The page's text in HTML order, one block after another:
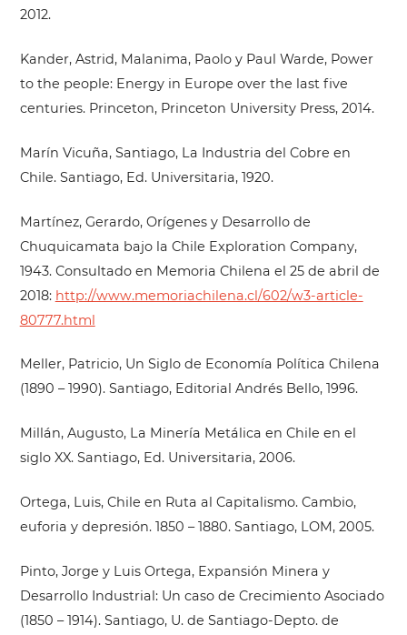
2012.
Kander, Astrid, Malanima, Paolo y Paul Warde, Power
to the people: Energy in Europe over the last five
centuries. Princeton, Princeton University Press, 2014.
Marín Vicuña, Santiago, La Industria del Cobre en
Chile. Santiago, Ed. Universitaria, 1920.
Martínez, Gerardo, Orígenes y Desarrollo de
Chuquicamata bajo la Chile Exploration Company,
1943. Consultado en Memoria Chilena el 25 de abril de
2018: http://www.memoriachilena.cl/602/w3-article-
80777.html
Meller, Patricio, Un Siglo de Economía Política Chilena
(1890 – 1990). Santiago, Editorial Andrés Bello, 1996.
Millán, Augusto, La Minería Metálica en Chile en el
siglo XX. Santiago, Ed. Universitaria, 2006.
Ortega, Luis, Chile en Ruta al Capitalismo. Cambio,
euforia y depresión. 1850 – 1880. Santiago, LOM, 2005.
Pinto, Jorge y Luis Ortega, Expansión Minera y
Desarrollo Industrial: Un caso de Crecimiento Asociado
(1850 – 1914). Santiago, U. de Santiago-Depto. de